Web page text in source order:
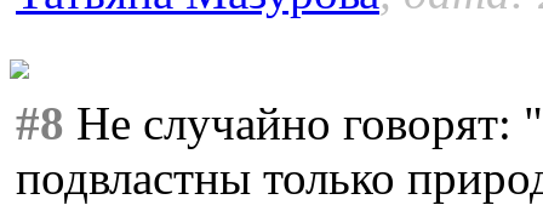
#8 Не случайно говорят:
подвластны только